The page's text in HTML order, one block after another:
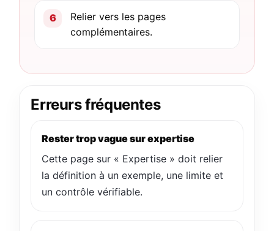
Relier vers les pages
complémentaires.
Erreurs fréquentes
Rester trop vague sur expertise
Cette page sur « Expertise » doit relier
la définition à un exemple, une limite et
un contrôle vérifiable.